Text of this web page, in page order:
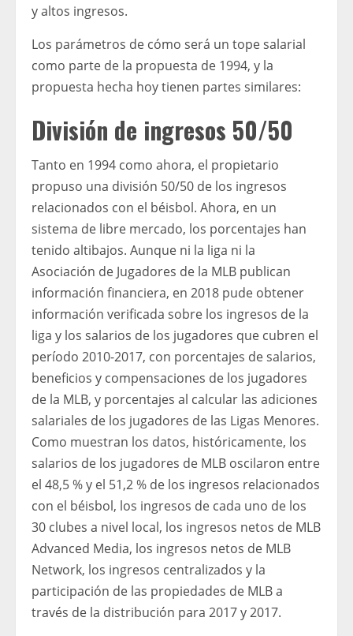
y altos ingresos.
Los parámetros de cómo será un tope salarial
como parte de la propuesta de 1994, y la
propuesta hecha hoy tienen partes similares:
División de ingresos 50/50
Tanto en 1994 como ahora, el propietario
propuso una división 50/50 de los ingresos
relacionados con el béisbol. Ahora, en un
sistema de libre mercado, los porcentajes han
tenido altibajos. Aunque ni la liga ni la
Asociación de Jugadores de la MLB publican
información financiera, en 2018 pude obtener
información verificada sobre los ingresos de la
liga y los salarios de los jugadores que cubren el
período 2010-2017, con porcentajes de salarios,
beneficios y compensaciones de los jugadores
de la MLB, y porcentajes al calcular las adiciones
salariales de los jugadores de las Ligas Menores.
Como muestran los datos, históricamente, los
salarios de los jugadores de MLB oscilaron entre
el 48,5 % y el 51,2 % de los ingresos relacionados
con el béisbol, los ingresos de cada uno de los
30 clubes a nivel local, los ingresos netos de MLB
Advanced Media, los ingresos netos de MLB
Network, los ingresos centralizados y la
participación de las propiedades de MLB a
través de la distribución para 2017 y 2017.